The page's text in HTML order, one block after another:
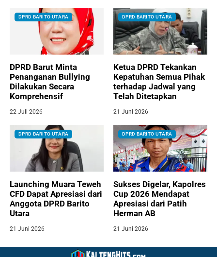
DPRD BARITO UTARA
DPRD Barut Minta
Penanganan Bullying
Dilakukan Secara
Komprehensif
22 Juli 2026
DPRD BARITO UTARA
Ketua DPRD Tekankan
Kepatuhan Semua Pihak
terhadap Jadwal yang
Telah Ditetapkan
21 Juni 2026
DPRD BARITO UTARA
Launching Muara Teweh
CFD Dapat Apresiasi dari
Anggota DPRD Barito
Utara
21 Juni 2026
DPRD BARITO UTARA
Sukses Digelar, Kapolres
Cup 2026 Mendapat
Apresiasi dari Patih
Herman AB
21 Juni 2026